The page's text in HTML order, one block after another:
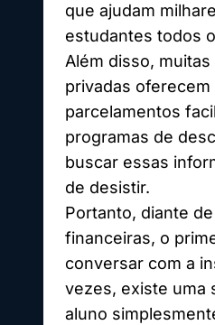
que ajudam
estudantes todos
Além disso,
privadas
parcelamentos
programas de
buscar essas
de desistir.
Portanto, diante
financeiras, o
conversar com a
vezes, existe uma
aluno